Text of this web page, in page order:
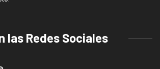
las Redes Sociales